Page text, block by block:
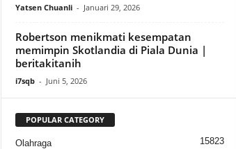
Yatsen Chuanli - Januari 29, 2026
Robertson menikmati kesempatan
memimpin Skotlandia di Piala Dunia |
beritakitanih
i7sqb - Juni 5, 2026
POPULAR CATEGORY
Olahraga 15823